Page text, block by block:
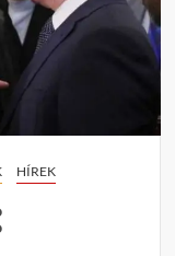
HÍREK